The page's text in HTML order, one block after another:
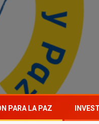
PARA LA PAZ